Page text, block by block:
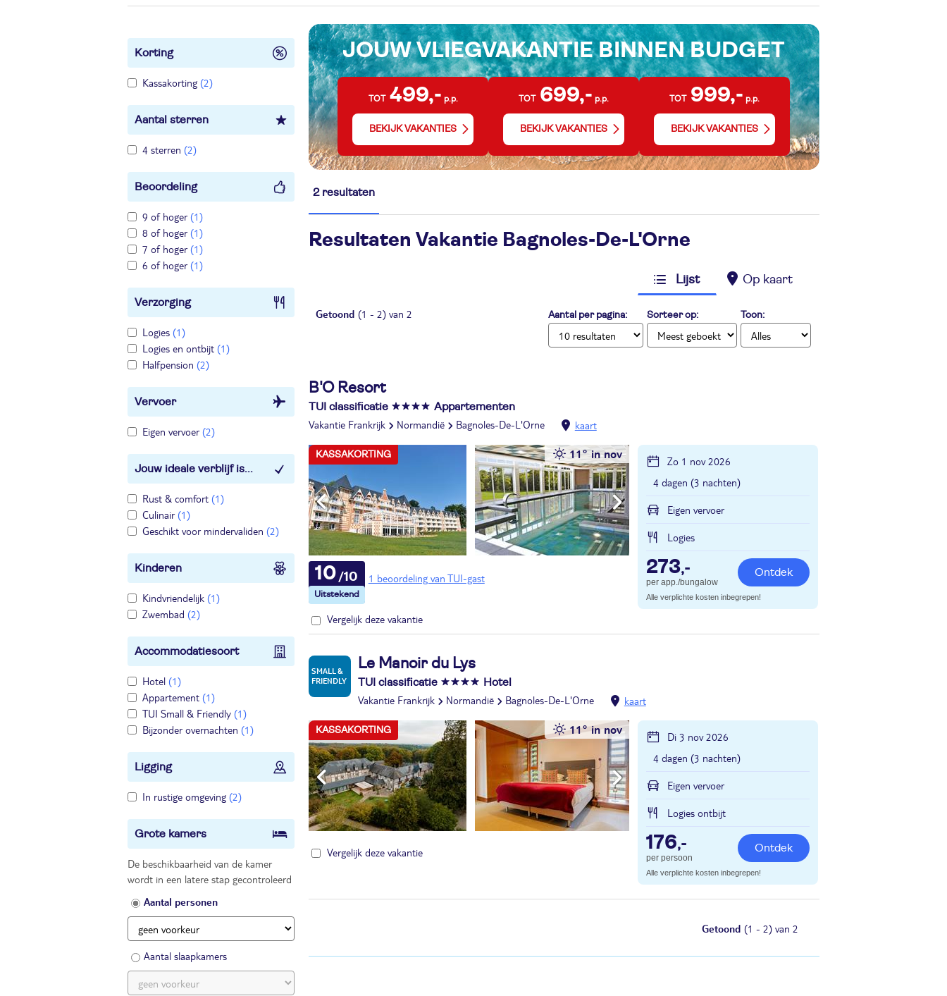
Korting
Kassakorting (2)
Aantal sterren
4 sterren (2)
Beoordeling
9 of hoger(1)
8 of hoger(1)
7 of hoger(1)
6 of hoger(1)
Verzorging
Logies (1)
Logies en ontbijt (1)
Halfpension (2)
Vervoer
Eigen vervoer(2)
Jouw ideale verblijf is...
Rust & comfort (1)
Culinair(1)
Geschikt voor mindervaliden (2)
Kinderen
Kindvriendelijk (1)
Zwembad (2)
Accommodatiesoort
Hotel (1)
Appartement (1)
TUI Small & Friendly (1)
Bijzonder overnachten (1)
Ligging
In rustige omgeving (2)
Grote kamers
De beschikbaarheid van de kamer
wordt in een latere stap gecontroleerd
Aantal personen
Aantal slaapkamers
JOUW VLIEGVAKANTIE BINNEN BUDGET
TOT 499,- p.p.
BEKIJK VAKANTIES
TOT 699,- p.p.
BEKIJK VAKANTIES
TOT 999,- p.p.
BEKIJK VAKANTIES
2 resultaten
Resultaten Vakantie Bagnoles-De-L'Orne
Lijst Op kaart
Getoond (1 - 2) van 2 Aantal per pagina: Sorteer op: Toon:
B'O Resort
TUI classificatie Appartementen
Vakantie Frankrijk Normandië Bagnoles-De-L'Orne kaart
11° in nov
KASSAKORTING
1 beoordeling van TUI-gast
10
Vergelijk deze vakantie
Zo 1 nov 2026
4 dagen (3 nachten)
Eigen vervoer
Logies
273,-
per app./bungalow
Ontdek
Alle verplichte kosten inbegrepen!
Le Manoir du Lys
TUI classificatie Hotel
Vakantie Frankrijk Normandië Bagnoles-De-L'Orne kaart
11° in nov
KASSAKORTING
Vergelijk deze vakantie
Di 3 nov 2026
4 dagen (3 nachten)
Eigen vervoer
Logies ontbijt
176,-
per persoon
Ontdek
Alle verplichte kosten inbegrepen!
Getoond (1 - 2) van 2